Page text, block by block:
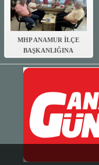
MHP ANAMUR İLÇE
BAŞKANLIĞINA
DERNEĞİNDEN
ZİYARETİ